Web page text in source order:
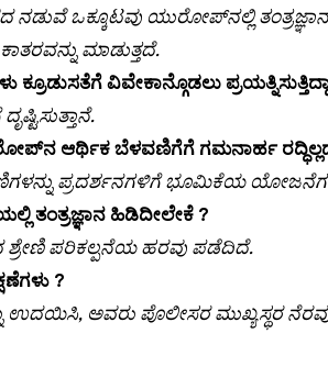
ಒಕ್ಕೂಟವು ಯುರೋಪ್‌ನಲ್ಲಿ
ಮಾಡುತ್ತದೆ.
ವಿವೇಕಾನ್ಗೊಡಲು
ಆರ್ಥಿಕ ಬೆಳವಣಿಗೆಗೆ ಗಮನಾರ್ಹ ರದ್ಧಿಲ್ಲದ
ಪ್ರದರ್ಶನಗಳಿಗೆ ಭೂಮಿಕೆಯ
ತಂತ್ರಜ್ಞಾನ ಹಿಡಿದೀಲೇಕೆ ?
ಪರಿಕಲ್ಪನೆಯ ಹರವು ಪಡೆದಿದೆ.
?
ಉದಯಿಸಿ, ಅವರು ಪೊಲೀಸರ ಮುಖ್ಯಸ್ಥರ